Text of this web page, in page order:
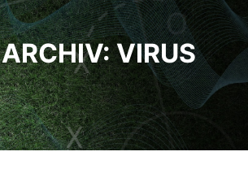
VIRUS